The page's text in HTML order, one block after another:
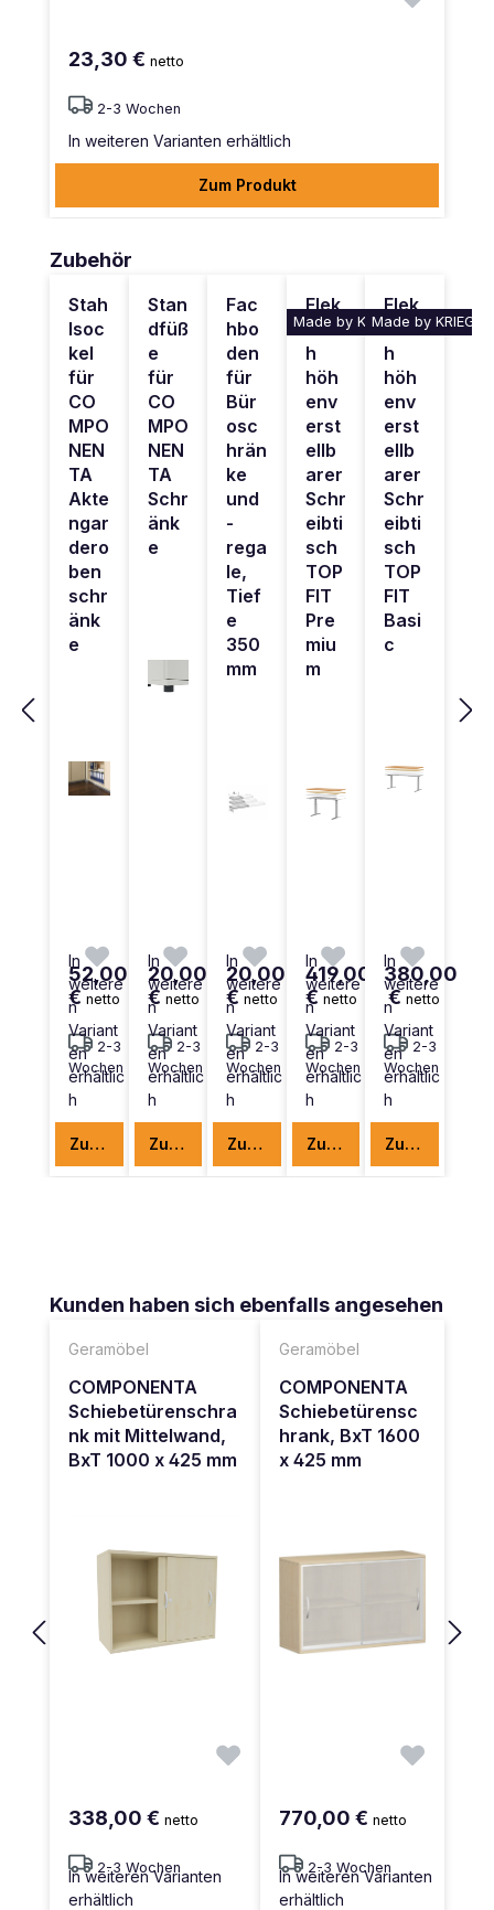
23,30 € netto
2-3 Wochen
In weiteren Varianten erhältlich
Zum Produkt
Produktgalerie überspringen
Zubehör
Stah
lsoc
kel
für
CO
MPO
NEN
TA
Akte
ngar
dero
ben
schr
änk
e
52,00
€netto
2-3
Wochen
In
weitere
n
Variant
en
erhältlic
h
Zum Produkt
Stan
dfüß
e
für
CO
MPO
NEN
TA
Schr
änk
e
20,00
€netto
2-3
Wochen
In
weitere
n
Variant
en
erhältlic
h
Zum Produkt
Fac
hbo
den
für
Bür
osc
hrän
ke
und
-
rega
le,
Tief
e
350
mm
20,00
€netto
2-3
Wochen
In
weitere
n
Variant
en
erhältlic
h
Zum Produkt
Made by KRIEG
Elek
trisc
h
höh
env
erst
ellb
arer
Schr
eibti
sch
TOP
FIT
Pre
miu
m
419,00
€netto
2-3
Wochen
In
weitere
n
Variant
en
erhältlic
h
Zum Produkt
Made by KRIEG
Elek
trisc
h
höh
env
erst
ellb
arer
Schr
eibti
sch
TOP
FIT
Basi
c
380,00
€netto
2-3
Wochen
In
weitere
n
Variant
en
erhältlic
h
Zum Produkt
Produktgalerie überspringen
Kunden haben sich ebenfalls angesehen
Geramöbel
COMPONENTA
Schiebetürenschra
nk mit Mittelwand,
BxT 1000 x 425 mm
338,00 € netto
2-3 Wochen
In weiteren Varianten
erhältlich
Geramöbel
COMPONENTA
Schiebetürensc
hrank, BxT 1600
x 425 mm
770,00 € netto
2-3 Wochen
In weiteren Varianten
erhältlich